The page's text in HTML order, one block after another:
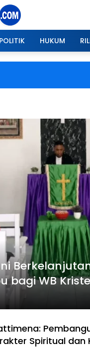
POLITIK HUKUM
bagi WB
Spiritual dan